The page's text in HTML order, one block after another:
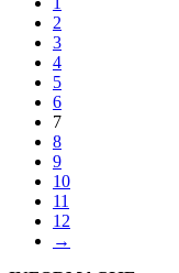
2
3
4
5
6
7
8
9
10
11
12
→